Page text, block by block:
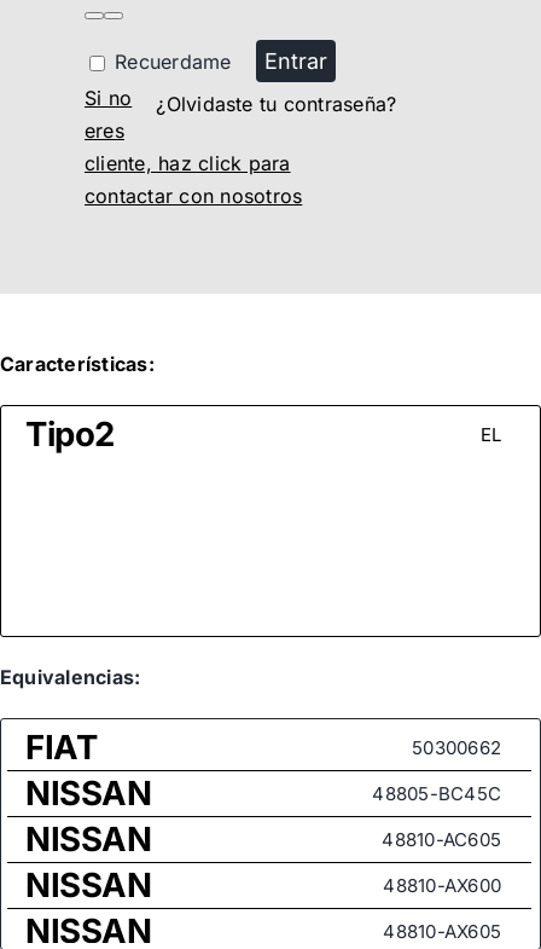
Recuerdame Entrar
¿Olvidaste tu contraseña?
Si no
eres
cliente, haz click para
contactar con nosotros
Características:
Tipo2 EL
Equivalencias:
FIAT 50300662
NISSAN 48805-BC45C
NISSAN 48810-AC605
NISSAN 48810-AX600
NISSAN 48810-AX605